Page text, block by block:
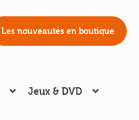
Les nouveautés en boutique
Jeux & DVD